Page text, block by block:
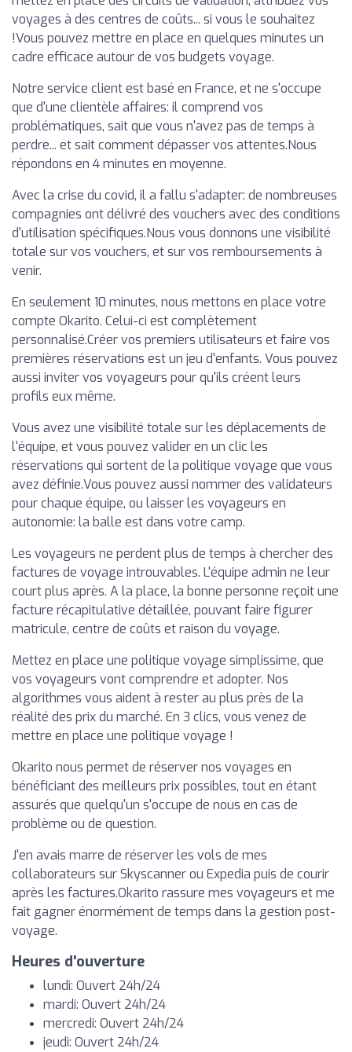
voyages à des centres de coûts... si vous le souhaitez
!Vous pouvez mettre en place en quelques minutes un
cadre efficace autour de vos budgets voyage.
Notre service client est basé en France, et ne s'occupe
que d'une clientèle affaires: il comprend vos
problématiques, sait que vous n'avez pas de temps à
perdre... et sait comment dépasser vos attentes.Nous
répondons en 4 minutes en moyenne.
Avec la crise du covid, il a fallu s'adapter: de nombreuses
compagnies ont délivré des vouchers avec des conditions
d'utilisation spécifiques.Nous vous donnons une visibilité
totale sur vos vouchers, et sur vos remboursements à
venir.
En seulement 10 minutes, nous mettons en place votre
compte Okarito. Celui-ci est complètement
personnalisé.‍Créer vos premiers utilisateurs et faire vos
premières réservations est un jeu d'enfants. Vous pouvez
aussi inviter vos voyageurs pour qu'ils créent leurs
profils eux même.
Vous avez une visibilité totale sur les déplacements de
l'équipe, et vous pouvez valider en un clic les
réservations qui sortent de la politique voyage que vous
avez définie.Vous pouvez aussi nommer des validateurs
pour chaque équipe, ou laisser les voyageurs en
autonomie: la balle est dans votre camp.
Les voyageurs ne perdent plus de temps à chercher des
factures de voyage introuvables. L'équipe admin ne leur
court plus après. A la place, la bonne personne reçoit une
facture récapitulative détaillée, pouvant faire figurer
matricule, centre de coûts et raison du voyage.
Mettez en place une politique voyage simplissime, que
vos voyageurs vont comprendre et adopter. Nos
algorithmes vous aident à rester au plus près de la
réalité des prix du marché. En 3 clics, vous venez de
mettre en place une politique voyage !
Okarito nous permet de réserver nos voyages en
bénéficiant des meilleurs prix possibles, tout en étant
assurés que quelqu'un s'occupe de nous en cas de
problème ou de question.
J'en avais marre de réserver les vols de mes
collaborateurs sur Skyscanner ou Expedia puis de courir
après les factures.Okarito rassure mes voyageurs et me
fait gagner énormément de temps dans la gestion post-
voyage.
Heures d'ouverture
lundi: Ouvert 24h/24
mardi: Ouvert 24h/24
mercredi: Ouvert 24h/24
jeudi: Ouvert 24h/24